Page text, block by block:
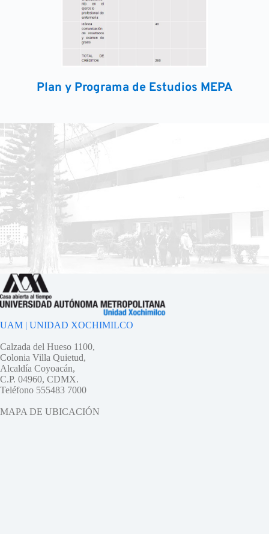
Plan y Programa de Estudios MEPA
UAM | UNIDAD XOCHIMILCO
Calzada del Hueso 1100,
Colonia Villa Quietud,
Alcaldía Coyoacán,
C.P. 04960, CDMX.
Teléfono 555483 7000
MAPA DE UBICACIÓN